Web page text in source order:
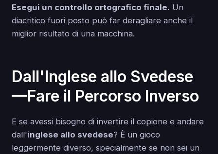
Esegui un controllo ortografico finale. Un
diacritico fuori posto può far deragliare anche il
miglior risultato di una macchina.
Dall'Inglese allo Svedese
—Fare il Percorso Inverso
E se avessi bisogno di invertire il copione e andare
dall'inglese allo svedese? È un gioco
leggermente diverso, specialmente se non sei un